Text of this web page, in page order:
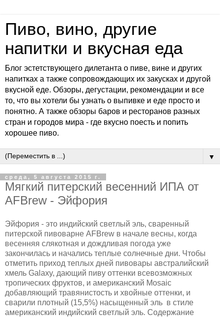
Пиво, вино, другие
напитки и вкусная еда
Блог эстетствующего дилетанта о пиве, вине и других
напитках а также сопровождающих их закусках и другой
вкусной еде. Обзоры, дегустации, рекомендации и все
то, что вы хотели бы узнать о выпивке и еде просто и
понятно. А также обзоры баров и ресторанов разных
стран и городов мира - где вкусно поесть и попить
хорошее пиво.
▼
среда, 5 августа 2015 г.
Мягкий питерский весенний ИПА от
AFBrew - Эйфория
Эйфория - это индийский светлый эль, сваренный
питерской пивоварне AFBrew в начале весны, когда
весенняя слякотная и дождливая погода уже
закончилась и начались теплые солнечные дни. Чтобы
отметить приход теплых дней пивовары австралийский
хмель Galaxy, дающий пиву оттенки всевозможных
тропических фруктов, и американский Mosaic
добавляющий травянистость и хвойные оттенки, и
сварили плотный (15,5%) насыщенный эль в стиле
американский индийский светлый эль. Содержание